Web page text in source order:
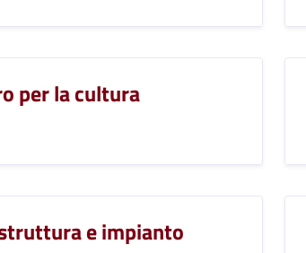
per la cultura
e impianto